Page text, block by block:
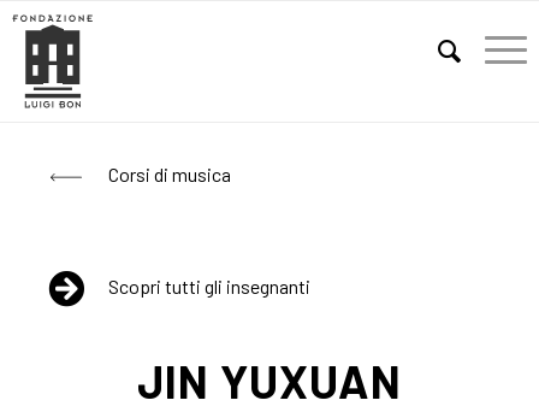
Corsi di musica
Scopri tutti gli insegnanti
JIN YUXUAN